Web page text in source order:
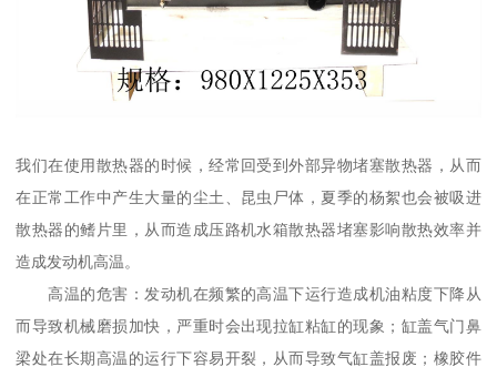
我们在使用散热器的时候，经常回受到外部异物堵塞散热器，从而
在正常工作中产生大量的尘土、昆虫尸体，夏季的杨絮也会被吸进
散热器的鳍片里，从而造成压路机水箱散热器堵塞影响散热效率并
造成发动机高温。
高温的危害：发动机在频繁的高温下运行造成机油粘度下降从
而导致机械磨损加快，严重时会出现拉缸粘缸的现象；缸盖气门鼻
梁处在长期高温的运行下容易开裂，从而导致气缸盖报废；橡胶件